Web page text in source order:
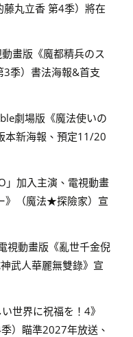
丸立香 第4季）將在
畫版《魔都精兵のス
3季）書法海報&首支
劇場版《魔法使いの
本新海報、預定11/20
」加入主演、電視動畫
》（魔法★探險家）宣
視動畫版《亂世千金倪
武人華麗無雙錄》宣
世界に祝福を！4》
）瞄準2027年放送、